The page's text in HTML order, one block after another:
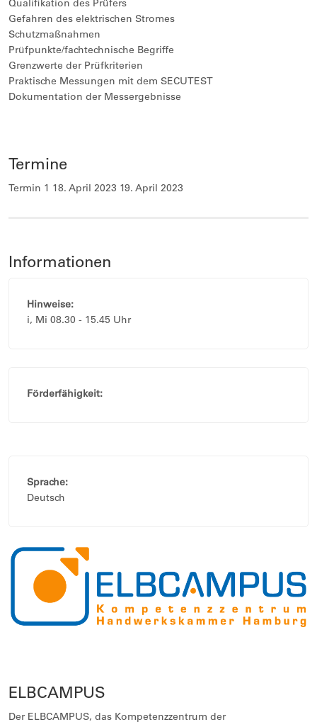
Qualifikation des Prüfers
Gefahren des elektrischen Stromes
Schutzmaßnahmen
Prüfpunkte/fachtechnische Begriffe
Grenzwerte der Prüfkriterien
Praktische Messungen mit dem SECUTEST
Dokumentation der Messergebnisse
Termine
Termin 1 18. April 2023 19. April 2023
Informationen
Hinweise:
i, Mi 08.30 - 15.45 Uhr
Förderfähigkeit:
Sprache:
Deutsch
ELBCAMPUS
Der ELBCAMPUS, das Kompetenzzentrum der